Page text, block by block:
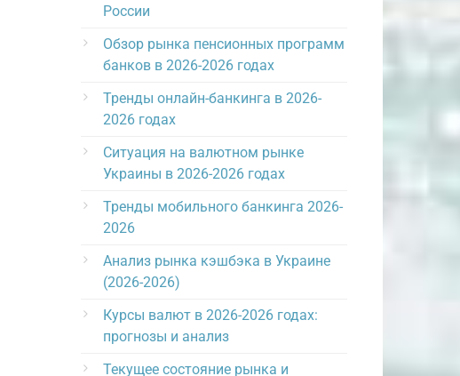
России
Обзор рынка пенсионных программ
банков в 2026-2026 годах
Тренды онлайн-банкинга в 2026-
2026 годах
Ситуация на валютном рынке
Украины в 2026-2026 годах
Тренды мобильного банкинга 2026-
2026
Анализ рынка кэшбэка в Украине
(2026-2026)
Курсы валют в 2026-2026 годах:
прогнозы и анализ
Текущее состояние рынка и